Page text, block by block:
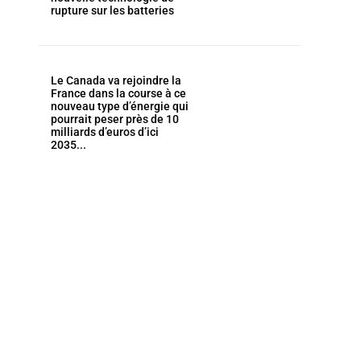
rupture sur les batteries
Le Canada va rejoindre la
France dans la course à ce
nouveau type d’énergie qui
pourrait peser près de 10
milliards d’euros d’ici
2035...